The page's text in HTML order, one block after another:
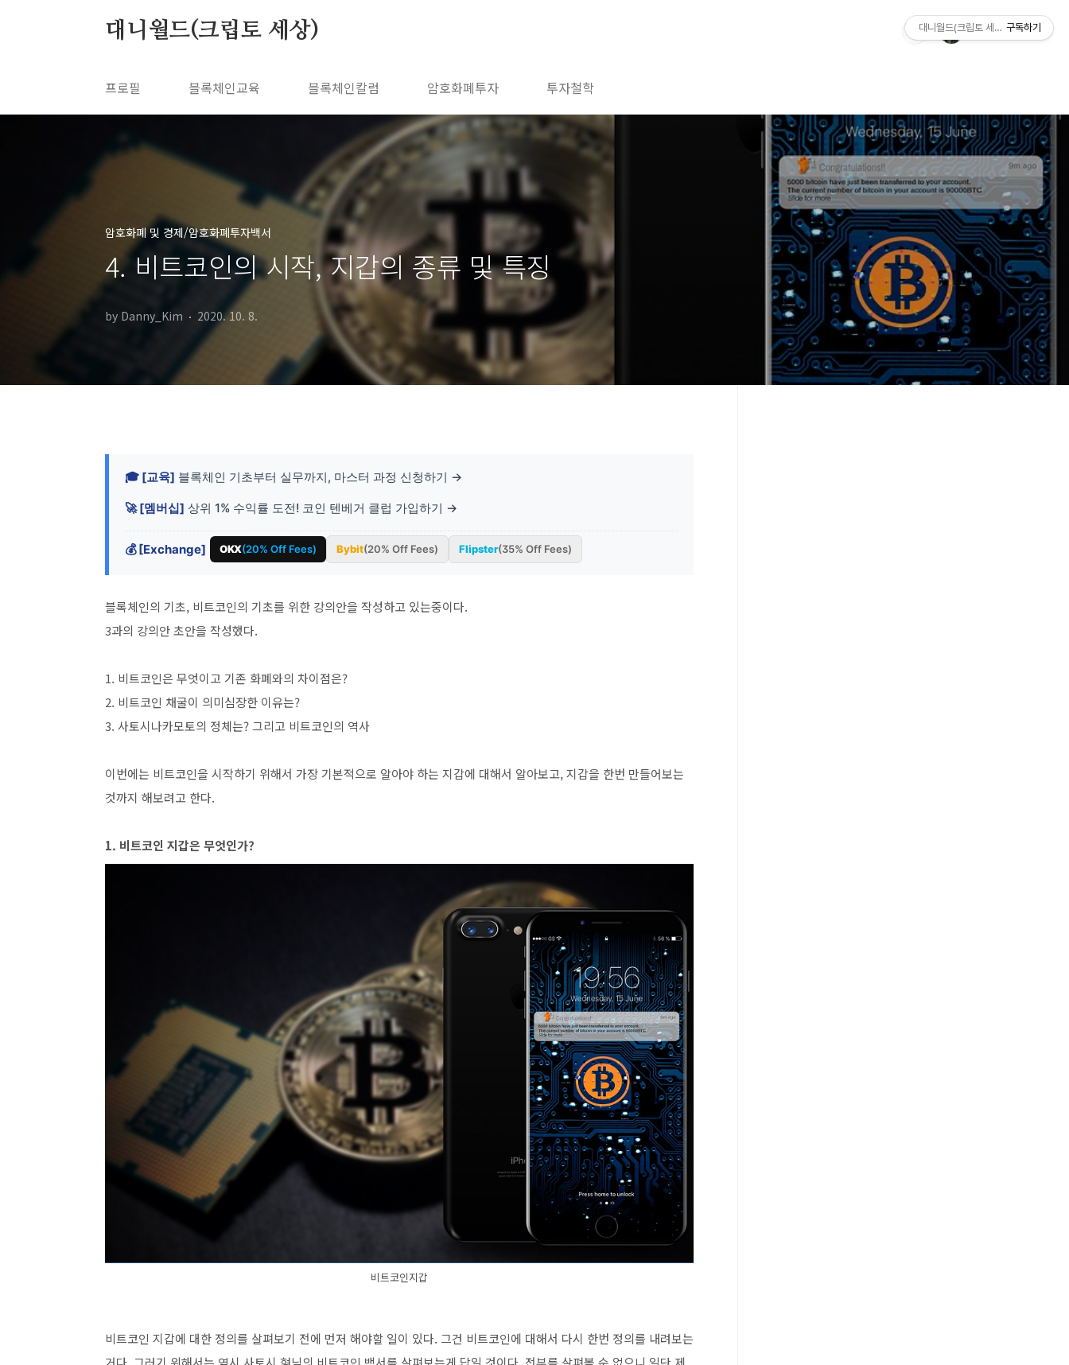
대니월드(크립토 세상)
프로필 블록체인교육 블록체인칼럼 암호화폐투자 투자철학
암호화폐 및 경제/암호화폐투자백서
4. 비트코인의 시작, 지갑의 종류 및 특징
by Danny_Kim 2020. 10. 8.
🎓 [교육] 블록체인 기초부터 실무까지, 마스터 과정 신청하기 →
🚀 [멤버십] 상위 1% 수익률 도전! 코인 텐베거 클럽 가입하기 →
💰 [Exchange] OKX(20% Off Fees) Bybit(20% Off Fees) Flipster(35% Off Fees)
블록체인의 기초, 비트코인의 기초를 위한 강의안을 작성하고 있는중이다.
3과의 강의안 초안을 작성했다.
1. 비트코인은 무엇이고 기존 화폐와의 차이점은?
2. 비트코인 채굴이 의미심장한 이유는?
3. 사토시나카모토의 정체는? 그리고 비트코인의 역사
이번에는 비트코인을 시작하기 위해서 가장 기본적으로 알아야 하는 지갑에 대해서 알아보고, 지갑을 한번 만들어보는
것까지 해보려고 한다.
1. 비트코인 지갑은 무엇인가?
비트코인지갑
비트코인 지갑에 대한 정의를 살펴보기 전에 먼저 해야할 일이 있다. 그건 비트코인에 대해서 다시 한번 정의를 내려보는
대니월드(크립토 세상) 구독하기